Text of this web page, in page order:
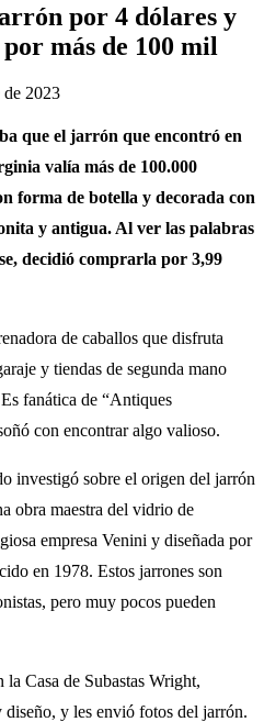
por 4 dólares y
más de 100 mil
de 2023
que el jarrón que encontró en
valía más de 100.000
forma de botella y decorada con
y antigua. Al ver las palabras
decidió comprarla por 3,99
de caballos que disfruta
y tiendas de segunda mano
fanática de “Antiques
con encontrar algo valioso.
investigó sobre el origen del jarrón
obra maestra del vidrio de
empresa Venini y diseñada por
en 1978. Estos jarrones son
pero muy pocos pueden
Casa de Subastas Wright,
diseño, y les envió fotos del jarrón.